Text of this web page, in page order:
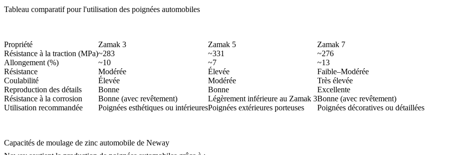
Tableau comparatif pour l'utilisation des poignées automobiles
Propriété Zamak 3 Zamak 5
Zamak 7
Résistance à la traction (MPa)~283 ~331
~276
Allongement (%)
~10 ~7
~13
Résistance
Modérée Élevée
Faible–Modérée
Coulabilité
Élevée Modérée
Très élevée
Reproduction des détails
Bonne Bonne
Excellente
Résistance à la corrosion
Bonne (avec revêtement) Légèrement inférieure au Zamak 3Bonne (avec revêtement)
Utilisation recommandée
Poignées esthétiques ou intérieuresPoignées extérieures porteuses Poignées décoratives ou détaillées
Capacités de moulage de zinc automobile de Neway